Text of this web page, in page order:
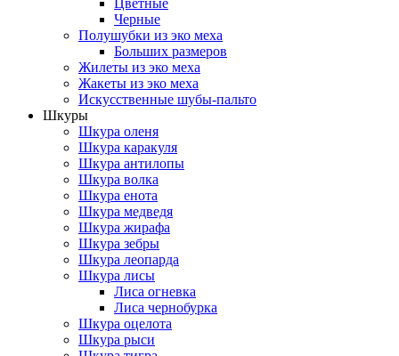
Цветные
Черные
Полушубки из эко меха
Больших размеров
Жилеты из эко меха
Жакеты из эко меха
Искусственные шубы-пальто
Шкуры
Шкура оленя
Шкура каракуля
Шкура антилопы
Шкура волка
Шкура енота
Шкура медведя
Шкура жирафа
Шкура зебры
Шкура леопарда
Шкура лисы
Лиса огневка
Лиса чернобурка
Шкура оцелота
Шкура рыси